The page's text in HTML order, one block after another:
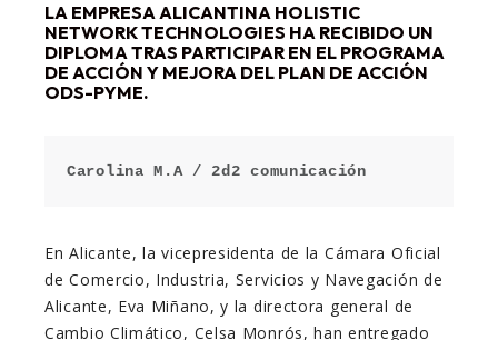
LA EMPRESA ALICANTINA HOLISTIC
NETWORK TECHNOLOGIES HA RECIBIDO UN
DIPLOMA TRAS PARTICIPAR EN EL PROGRAMA
DE ACCIÓN Y MEJORA DEL PLAN DE ACCIÓN
ODS-PYME.
Carolina M.A / 2d2 comunicación
En Alicante, la vicepresidenta de la Cámara Oficial
de Comercio, Industria, Servicios y Navegación de
Alicante, Eva Miñano, y la directora general de
Cambio Climático, Celsa Monrós, han entregado